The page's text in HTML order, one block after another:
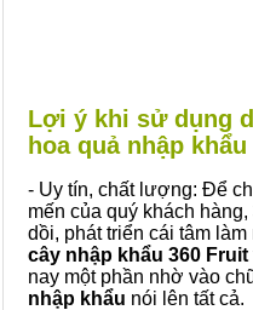
Lợi ý khi sử dụng
hoa quả nhập
- Uy tín, chất lượng: Để
mến của quý khách hàng,
dồi, phát triển cái tâm
cây nhập khẩu 360 Fruit
nay một phần nhờ vào
nhập khẩu nói lên tất cả.